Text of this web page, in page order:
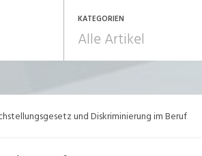
KATEGORIEN
/ Neuorientierung
allgemein
und Diskriminierung im Beruf